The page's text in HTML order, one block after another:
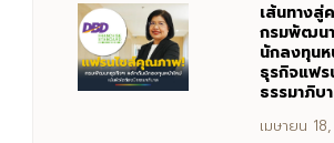
เส้นทางสู่
กรมพัฒน
นักลงทุนห
ธุรกิจแฟ
ธรรมาภิบ
เมษายน